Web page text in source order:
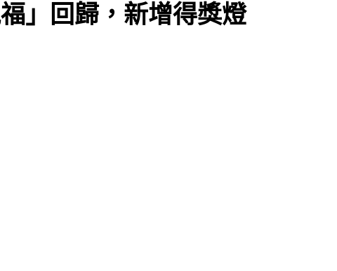
」回歸，新增得獎燈